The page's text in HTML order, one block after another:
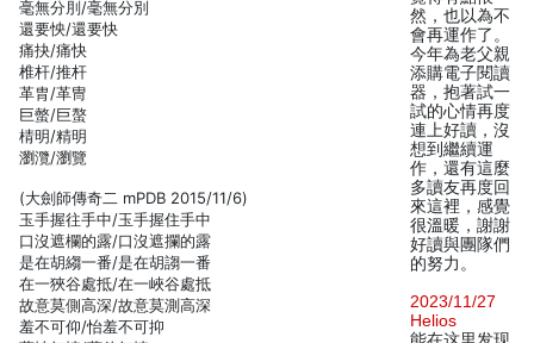
毫無分刖/毫無分別
還要怏/還要快
痛抉/痛快
椎杆/推杆
革胄/革冑
巨螫/巨螯
棈明/精明
瀏灠/瀏覽
(大劍師傳奇二 mPDB 2015/11/6)
玉手握往手中/玉手握住手中
口沒遮欄的露/口沒遮攔的露
是在胡縐一番/是在胡謅一番
在一狹谷處抵/在一峽谷處抵
故意莫側高深/故意莫測高深
羞不可仰/怡羞不可抑
然，也以為不
會再運作了。
今年為老父親
添購電子閱讀
器，抱著試一
試的心情再度
連上好讀，沒
想到繼續運
作，還有這麼
多讀友再度回
來這裡，感覺
很溫暖，謝謝
好讀與團隊們
的努力。
2023/11/27
Helios